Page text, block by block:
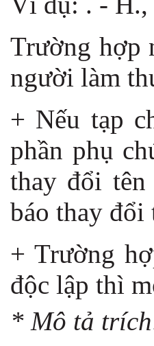
Trường hợp
người làm
+ Nếu tạp
phần phụ
thay đổi
báo thay đổi
+ Trường
độc lập thì
* Mô tả